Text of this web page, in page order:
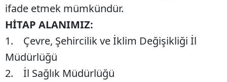
ifade etmek mümkündür.
HİTAP ALANIMIZ:
1. Çevre, Şehircilik ve İklim Değişikliği İl
Müdürlüğü
2. İl Sağlık Müdürlüğü